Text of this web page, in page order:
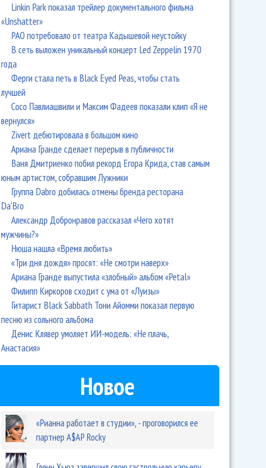
Linkin Park показал трейлер документального фильма
«Unshatter»
РАО потребовало от театра Кадышевой неустойку
В сеть выложен уникальный концерт Led Zeppelin 1970
года
Ферги стала петь в Black Eyed Peas, чтобы стать
лучшей
Сосо Павлиашвили и Максим Фадеев показали клип «Я не
вернулся»
Zivert дебютировала в большом кино
Ариана Гранде сделает перерыв в публичности
Ваня Дмитриенко побил рекорд Егора Крида, став самым
юным артистом, собравшим Лужники
Группа Dabro добилась отмены бренда ресторана
Da'Bro
Александр Добронравов рассказал «Чего хотят
мужчины?»
Нюша нашла «Время любить»
«Три дня дождя» просят: «Не смотри наверх»
Ариана Гранде выпустила «злобный» альбом «Petal»
Филипп Киркоров сходит с ума от «Луизы»
Гитарист Black Sabbath Тони Айомми показал первую
песню из сольного альбома
Денис Клявер умоляет ИИ-модель: «Не плачь,
Анастасия»
Новое
«Рианна работает в студии», - проговорился ее
партнер A$AP Rocky